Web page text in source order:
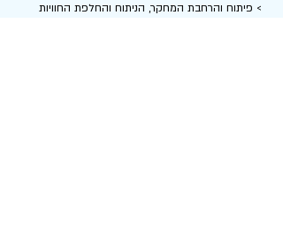
> פיתוח והרחבת המחקר, הניתוח והחלפת החוויות